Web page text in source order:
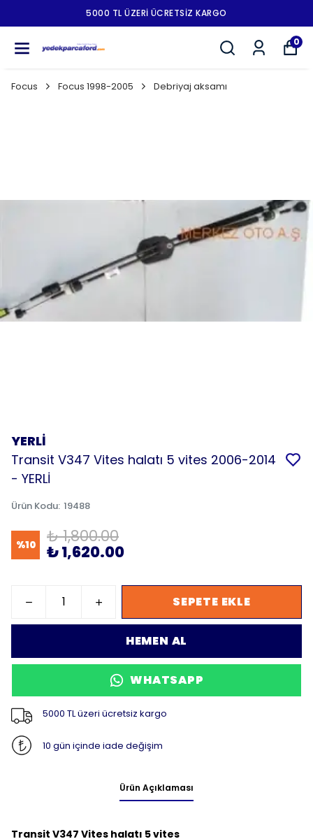
5000 TL ÜZERI ÜCRETSIZ KARGO
0
Focus Focus 1998-2005 Debriyaj aksamı
YERLİ
Transit V347 Vites halatı 5 vites 2006-2014
- YERLİ
Ürün Kodu: 19488
%10 ₺ 1,800.00
₺ 1,620.00
SEPETE EKLE
HEMEN AL
WHATSAPP
5000 TL üzeri ücretsiz kargo
10 gün içinde iade değişim
Ürün Açıklaması
Transit V347 Vites halatı 5 vites